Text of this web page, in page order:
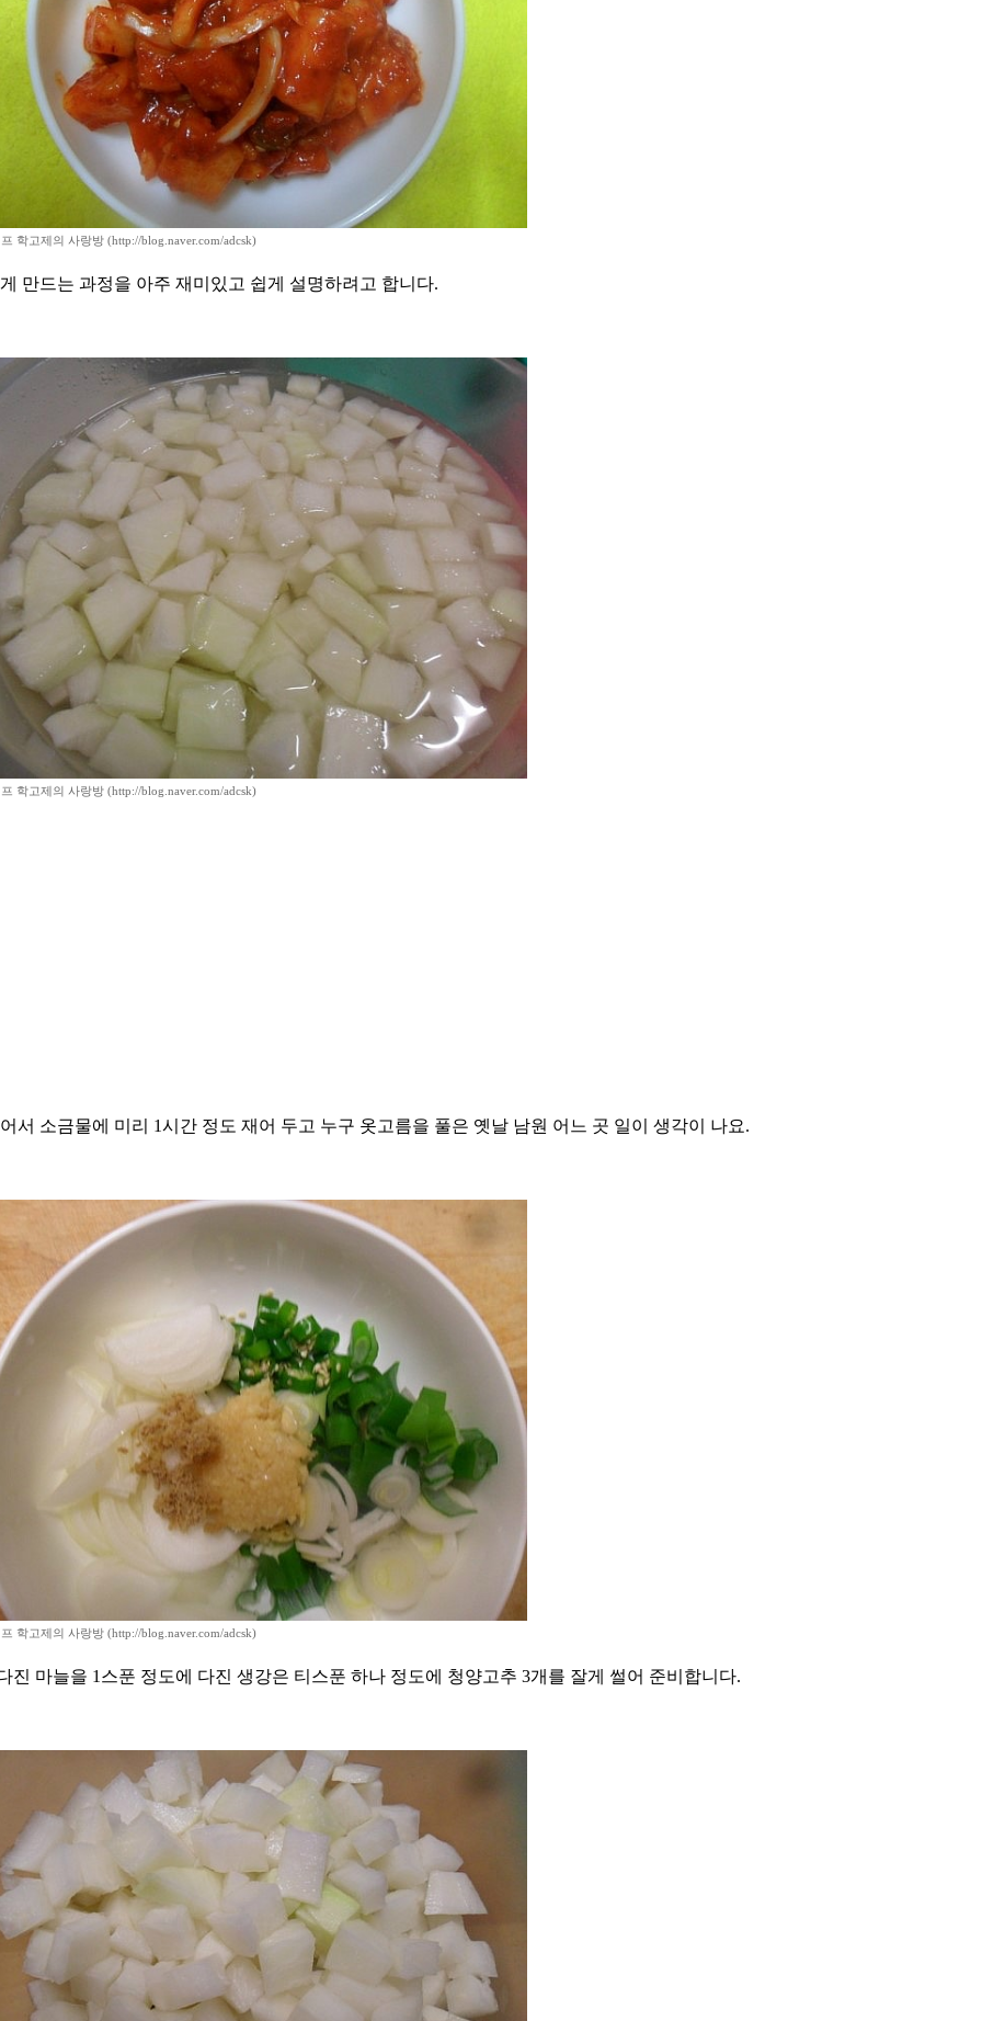
학고제의 사랑방 (http://blog.naver.com/adcsk)
만드는 과정을 아주 재미있고 쉽게 설명하려고 합니다.
학고제의 사랑방 (http://blog.naver.com/adcsk)
서 소금물에 미리 1시간 정도 재어 두고 누구 옷고름을 풀은 옛날 남원 어느 곳 일이 생각이 나요.
학고제의 사랑방 (http://blog.naver.com/adcsk)
마늘을 1스푼 정도에 다진 생강은 티스푼 하나 정도에 청양고추 3개를 잘게 썰어 준비합니다.